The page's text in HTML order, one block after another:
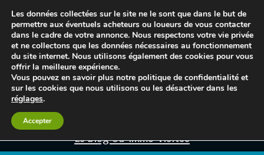
Le blog 3d-immo-visites
Les données collectées sur le site ne le sont que dans le but de
permettre aux éventuels acheteurs ou loueurs de vous contacter
dans le cadre de votre annonce. Nous respectons votre vie privée
et ne collectons que les données nécessaires au fonctionnement
du site internet. Nous utilisons également des cookies pour vous
offrir la meilleure expérience.
Vous pouvez en savoir plus notre politique de confidentialité et
sur les cookies que nous utilisons ou les désactiver dans les
réglages.
Accepter